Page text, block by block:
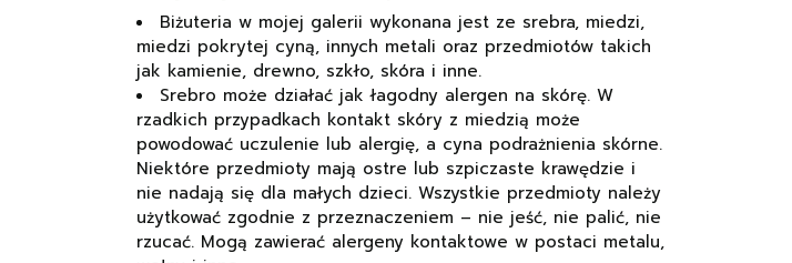
Biżuteria w mojej galerii wykonana jest ze srebra, miedzi,
miedzi pokrytej cyną, innych metali oraz przedmiotów takich
jak kamienie, drewno, szkło, skóra i inne.
Srebro może działać jak łagodny alergen na skórę. W
rzadkich przypadkach kontakt skóry z miedzią może
powodować uczulenie lub alergię, a cyna podrażnienia skórne.
Niektóre przedmioty mają ostre lub szpiczaste krawędzie i
nie nadają się dla małych dzieci. Wszystkie przedmioty należy
użytkować zgodnie z przeznaczeniem – nie jeść, nie palić, nie
rzucać. Mogą zawierać alergeny kontaktowe w postaci metalu,